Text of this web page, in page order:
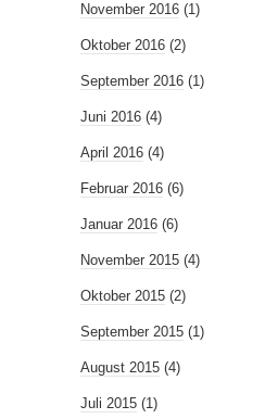
November 2016 (1)
Oktober 2016 (2)
September 2016 (1)
Juni 2016 (4)
April 2016 (4)
Februar 2016 (6)
Januar 2016 (6)
November 2015 (4)
Oktober 2015 (2)
September 2015 (1)
August 2015 (4)
Juli 2015 (1)